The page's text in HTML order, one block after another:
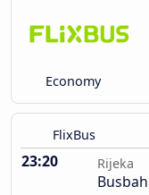
Economy
FlixBus
23:20 Rijeka